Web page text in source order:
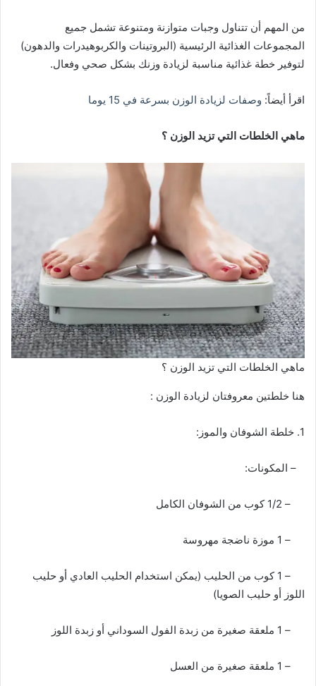
من المهم أن تتناول وجبات متوازنة ومتنوعة تشمل جميع
المجموعات الغذائية الرئيسية (البروتينات والكربوهيدرات والدهون)
لتوفير خطة غذائية مناسبة لزيادة وزنك بشكل صحي وفعال.
اقرأ أيضاً: وصفات لزيادة الوزن بسرعة في 15 يوما
ماهي الخلطات التي تزيد الوزن ؟
ماهي الخلطات التي تزيد الوزن ؟
هنا خلطتين معروفتان لزيادة الوزن :
1. خلطة الشوفان والموز:
– المكونات:
– 1/2 كوب من الشوفان الكامل
– 1 موزة ناضجة مهروسة
– 1 كوب من الحليب (يمكن استخدام الحليب العادي أو حليب
اللوز أو حليب الصويا)
– 1 ملعقة صغيرة من زبدة الفول السوداني أو زبدة اللوز
– 1 ملعقة صغيرة من العسل